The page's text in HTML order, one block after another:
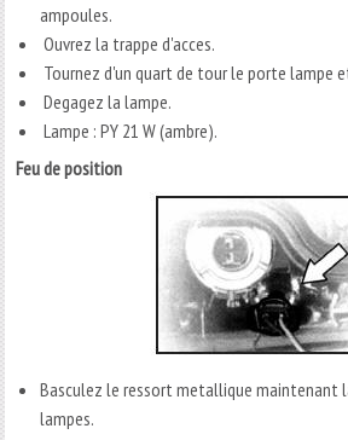
ampoules.
Ouvrez la trappe d'acces.
Tournez d'un quart de tour le porte lampe
Degagez la lampe.
Lampe : PY 21 W (ambre).
Feu de position
Basculez le ressort metallique maintenant
lampes.